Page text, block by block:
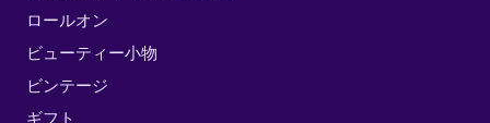
ロールオン
ビューティー小物
ビンテージ
ギフト